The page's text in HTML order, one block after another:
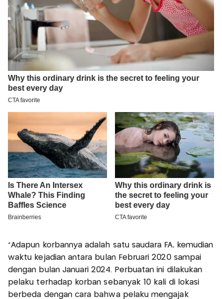
"Adapun korbannya adalah satu saudara FA, kemudian
waktu kejadian antara bulan Februari 2020 sampai
dengan bulan Januari 2024. Perbuatan ini dilakukan
pelaku terhadap korban sebanyak 10 kali di lokasi
berbeda dengan cara bahwa pelaku mengajak